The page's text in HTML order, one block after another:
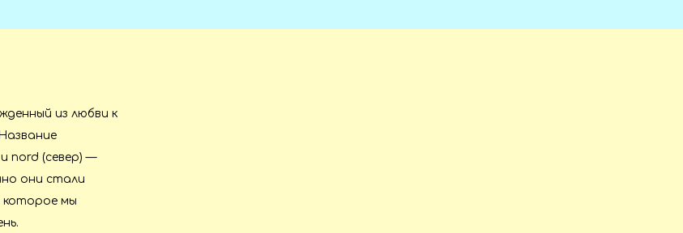
из любви к
nord (север) —
они стали
которое мы